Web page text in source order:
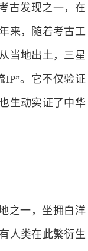
古发现之一，在
来，随着考古工
当地出土，三星
IP”。它不仅验证
生动实证了中华
之一，坐拥白洋
人类在此繁衍生